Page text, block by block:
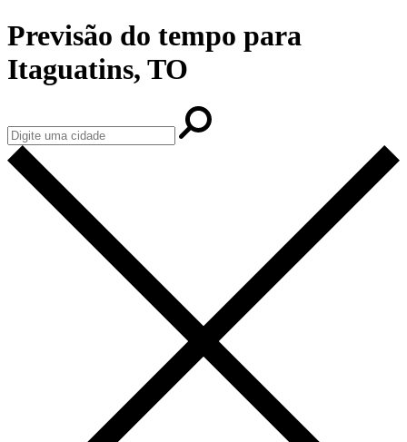
Previsão do tempo para
Itaguatins, TO